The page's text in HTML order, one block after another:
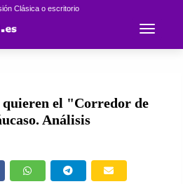
Clásica o escritorio
Toggle
quieren el "Corredor de
Análisis